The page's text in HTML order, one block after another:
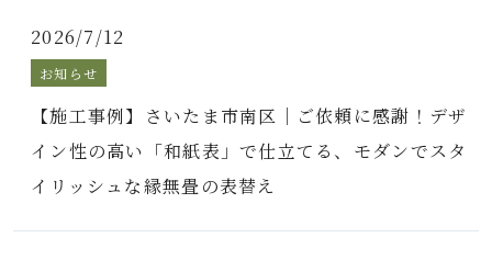
2026/7/12
お知らせ
【施工事例】さいたま市南区｜ご依頼に感謝！デザ
イン性の高い「和紙表」で仕立てる、モダンでスタ
イリッシュな縁無畳の表替え